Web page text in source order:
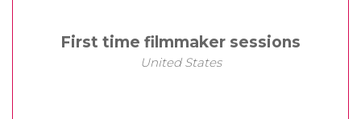
First time filmmaker sessions
United States